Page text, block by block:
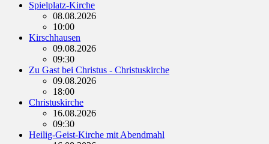
Spielplatz-Kirche
08.08.2026
10:00
Kirschhausen
09.08.2026
09:30
Zu Gast bei Christus - Christuskirche
09.08.2026
18:00
Christuskirche
16.08.2026
09:30
Heilig-Geist-Kirche mit Abendmahl